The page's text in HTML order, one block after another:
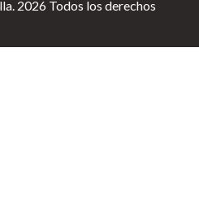
2026 Todos los derechos